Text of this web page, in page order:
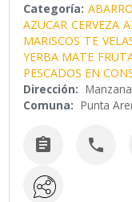
Categoría:
AZUCAR CERVEZA
MARISCOS TE
YERBA MATE
PESCADOS EN
Dirección:
Comuna: Punta
 